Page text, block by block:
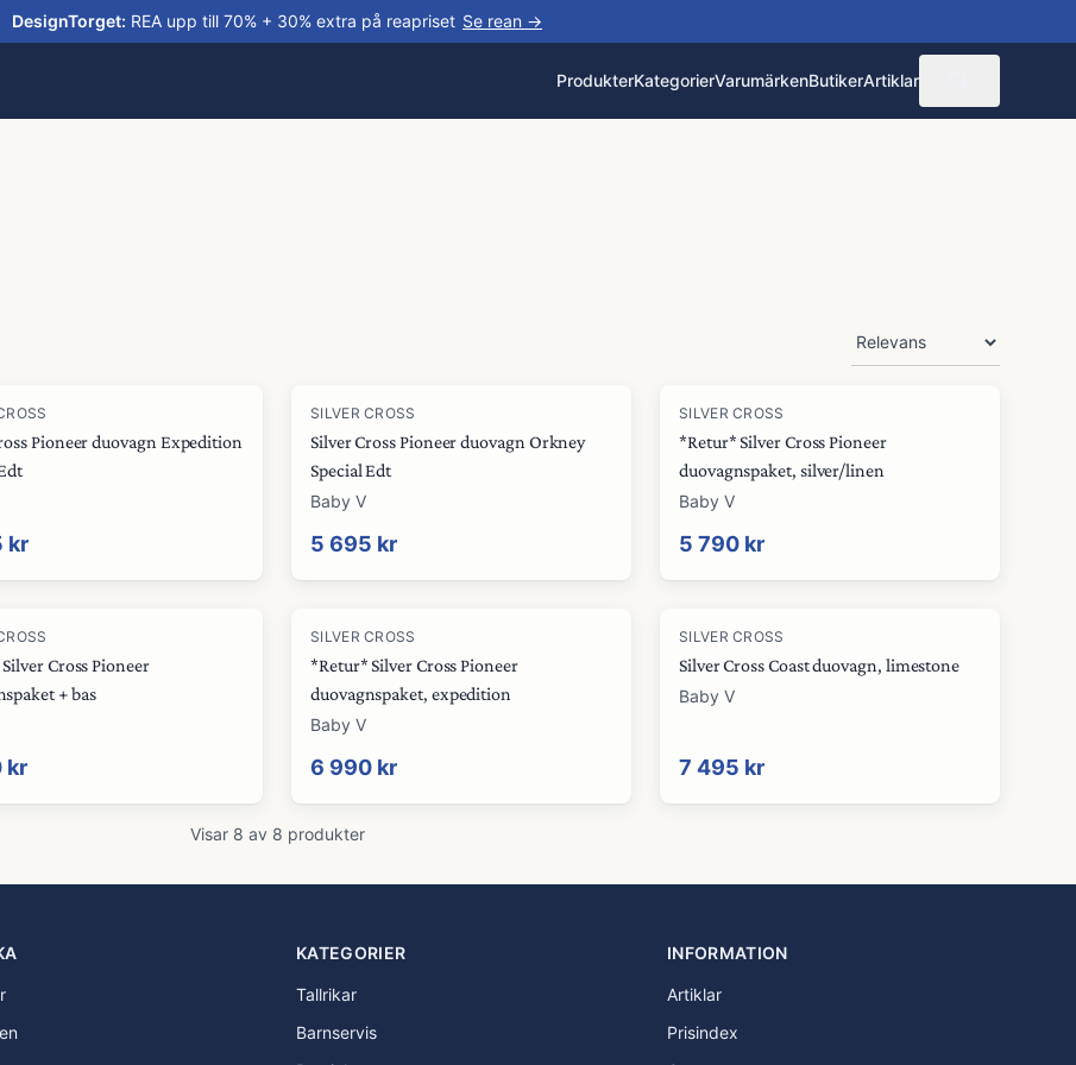
DesignTorget: REA upp till 70% + 30% extra på reapriset Se rean →
ProdukterKategorierVarumärkenButikerArtiklar
Pioneer duovagn Expedition
kr
SILVER CROSS
Silver Cross Pioneer duovagn Orkney
Special Edt
Baby V
5 695 kr
SILVER CROSS
*Retur* Silver Cross Pioneer
duovagnspaket, silver/linen
Baby V
5 790 kr
Cross Pioneer
+ bas
kr
SILVER CROSS
*Retur* Silver Cross Pioneer
duovagnspaket, expedition
Baby V
6 990 kr
SILVER CROSS
Silver Cross Coast duovagn, limestone
Baby V
7 495 kr
Visar 8 av 8 produkter
KATEGORIER
Tallrikar
Barnservis
INFORMATION
Artiklar
Prisindex